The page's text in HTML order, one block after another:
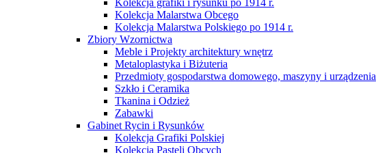
Kolekcja grafiki i rysunku po 1914 r.
Kolekcja Malarstwa Obcego
Kolekcja Malarstwa Polskiego po 1914 r.
Zbiory Wzornictwa
Meble i Projekty architektury wnętrz
Metaloplastyka i Biżuteria
Przedmioty gospodarstwa domowego, maszyny i urządzenia
Szkło i Ceramika
Tkanina i Odzież
Zabawki
Gabinet Rycin i Rysunków
Kolekcja Grafiki Polskiej
Kolekcja Pasteli Obcych